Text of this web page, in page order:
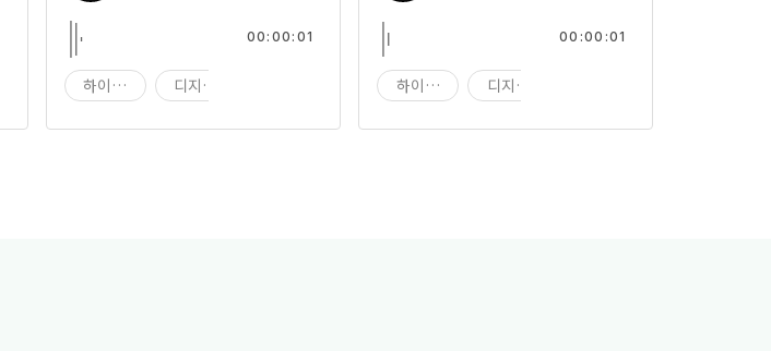
하이테크 디지 테크
00:00:01
하이테크 디지 테크
00:00:01